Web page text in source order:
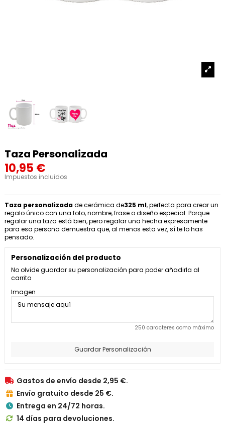
Taza Personalizada
10,95 €
Impuestos incluidos
Taza personalizadade cerámica de325 ml, perfecta para crear un
regalo único con una foto, nombre, frase o diseño especial. Porque
regalar una taza está bien, pero regalar una hecha expresamente
para esa persona demuestra que, al menos esta vez, sí te lo has
pensado.
Personalización del producto
No olvide guardar su personalización para poder añadirla al
carrito
Imagen
250 caracteres como máximo
Guardar Personalización
 Gastos de envío desde 2,95 €.
 Envío gratuito desde 25 €.
 Entrega en 24/72 horas.
 14 días para devoluciones.